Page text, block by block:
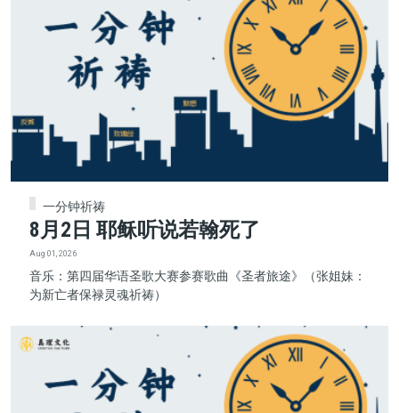
一分钟祈祷
8月2日 耶稣听说若翰死了
Aug 01, 2026
音乐：第四届华语圣歌大赛参赛歌曲《圣者旅途》（张姐妹：
为新亡者保禄灵魂祈祷）